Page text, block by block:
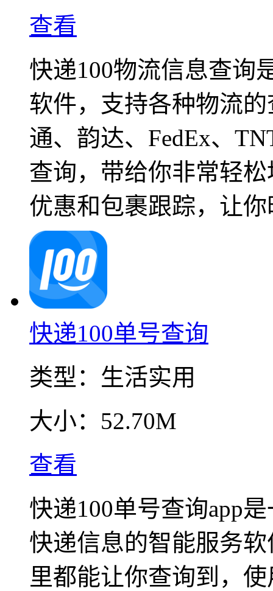
查看
快递100物流信息查询
软件，支持各种物流
通、韵达、FedEx、
查询，带给你非常轻
优惠和包裹跟踪，让
快递100单号查询
类型： 生活实用
大小： 52.70M
查看
快递100单号查询app
快递信息的智能服务
里都能让你查询到，